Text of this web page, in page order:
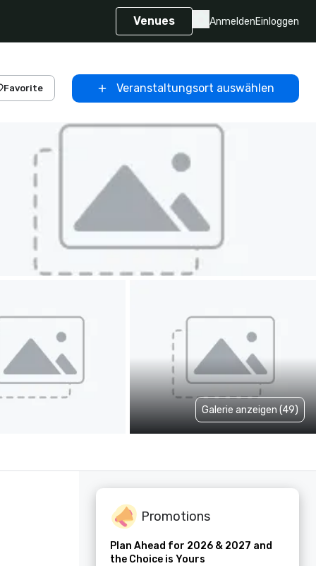
Venues AnmeldenEinloggen
Favorite Veranstaltungsort auswählen
Galerie anzeigen (49)
Promotions
Plan Ahead for 2026 & 2027 and
the Choice is Yours